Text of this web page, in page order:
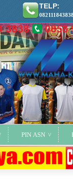
PIN ASN
TELP: